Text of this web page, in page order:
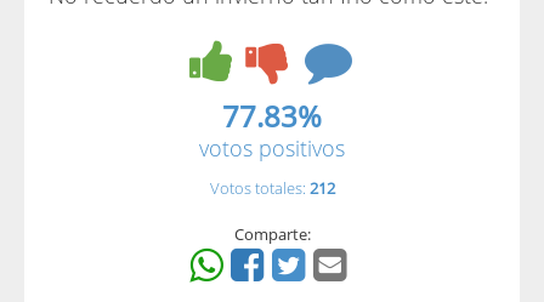
77.83%
votos positivos
Votos totales: 212
Comparte: